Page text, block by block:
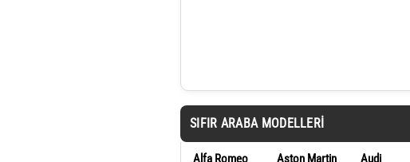
SIFIR ARABA MODELLERI
Alfa Romeo Aston Martin Audi